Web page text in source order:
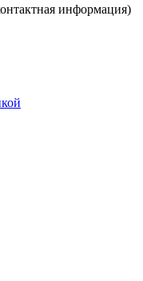
информация)